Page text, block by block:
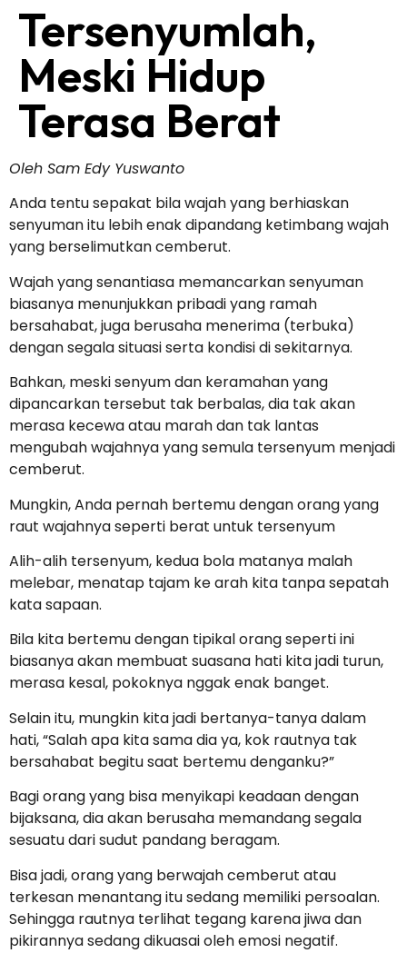
Tersenyumlah,
Meski Hidup
Terasa Berat
Oleh Sam Edy Yuswanto
Anda tentu sepakat bila wajah yang berhiaskan
senyuman itu lebih enak dipandang ketimbang wajah
yang berselimutkan cemberut.
Wajah yang senantiasa memancarkan senyuman
biasanya menunjukkan pribadi yang ramah
bersahabat, juga berusaha menerima (terbuka)
dengan segala situasi serta kondisi di sekitarnya.
Bahkan, meski senyum dan keramahan yang
dipancarkan tersebut tak berbalas, dia tak akan
merasa kecewa atau marah dan tak lantas
mengubah wajahnya yang semula tersenyum menjadi
cemberut.
Mungkin, Anda pernah bertemu dengan orang yang
raut wajahnya seperti berat untuk tersenyum
Alih-alih tersenyum, kedua bola matanya malah
melebar, menatap tajam ke arah kita tanpa sepatah
kata sapaan.
Bila kita bertemu dengan tipikal orang seperti ini
biasanya akan membuat suasana hati kita jadi turun,
merasa kesal, pokoknya nggak enak banget.
Selain itu, mungkin kita jadi bertanya-tanya dalam
hati, “Salah apa kita sama dia ya, kok rautnya tak
bersahabat begitu saat bertemu denganku?”
Bagi orang yang bisa menyikapi keadaan dengan
bijaksana, dia akan berusaha memandang segala
sesuatu dari sudut pandang beragam.
Bisa jadi, orang yang berwajah cemberut atau
terkesan menantang itu sedang memiliki persoalan.
Sehingga rautnya terlihat tegang karena jiwa dan
pikirannya sedang dikuasai oleh emosi negatif.